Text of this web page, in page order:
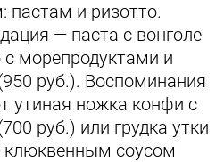
и ризотто.
— паста с вонголе
с морепродуктами и
руб.). Воспоминания
утиная ножка конфи с
руб.) или грудка утки
клюквенным соусом